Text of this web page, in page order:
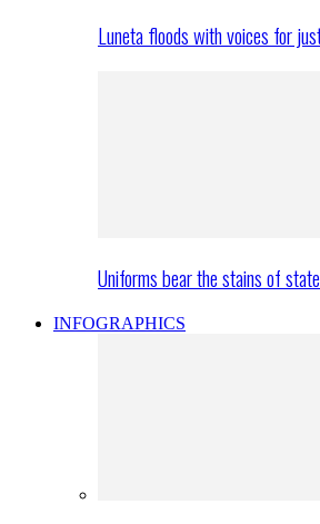
Luneta floods with voices for
Uniforms bear the stains of
INFOGRAPHICS